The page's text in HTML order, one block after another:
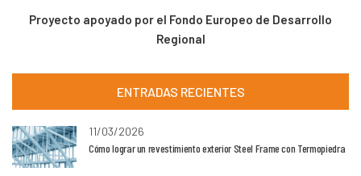
Proyecto apoyado por el Fondo Europeo de Desarrollo
Regional
ENTRADAS RECIENTES
11/03/2026
Cómo lograr un revestimiento exterior Steel Frame con Termopiedra